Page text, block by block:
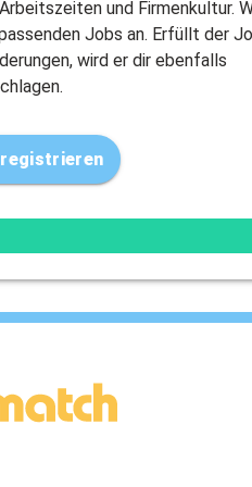
und Firmenkultur.
Jobs an. Erfüllt der
wird er dir ebenfalls